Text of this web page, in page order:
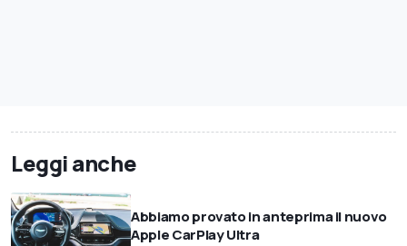
Leggi anche
Abbiamo provato in anteprima il nuovo
Apple CarPlay Ultra